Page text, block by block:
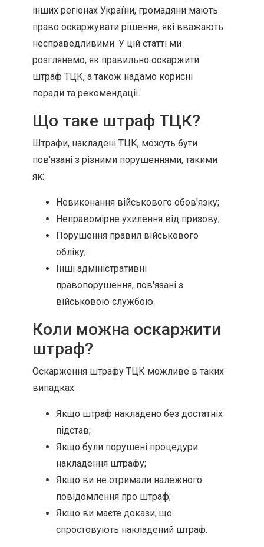
інших регіонах України, громадяни мають
право оскаржувати рішення, які вважають
несправедливими. У цій статті ми
розглянемо, як правильно оскаржити
штраф ТЦК, а також надамо корисні
поради та рекомендації.
Що таке штраф ТЦК?
Штрафи, накладені ТЦК, можуть бути
пов'язані з різними порушеннями, такими
як:
Невиконання військового обов'язку;
Неправомірне ухилення від призову;
Порушення правил військового
обліку;
Інші адміністративні
правопорушення, пов'язані з
військовою службою.
Коли можна оскаржити
штраф?
Оскарження штрафу ТЦК можливе в таких
випадках:
Якщо штраф накладено без достатніх
підстав;
Якщо були порушені процедури
накладення штрафу;
Якщо ви не отримали належного
повідомлення про штраф;
Якщо ви маєте докази, що
спростовують накладений штраф.